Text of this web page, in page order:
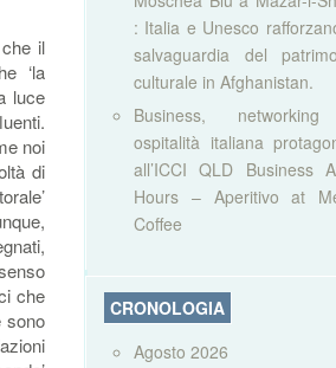
il
‘la
luce
noi
di
che
sono
: Italia e Unesco
salvaguardia del
culturale in Afghanistan.
Business,
ospitalità italiana
all’ICCI QLD Business
Hours – Aperitivo at
Coffee
CRONOLOGIA
Agosto 2026